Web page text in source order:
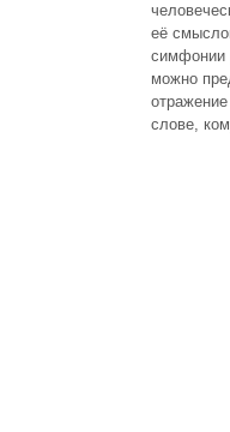
её
симфонии
можно
слове,